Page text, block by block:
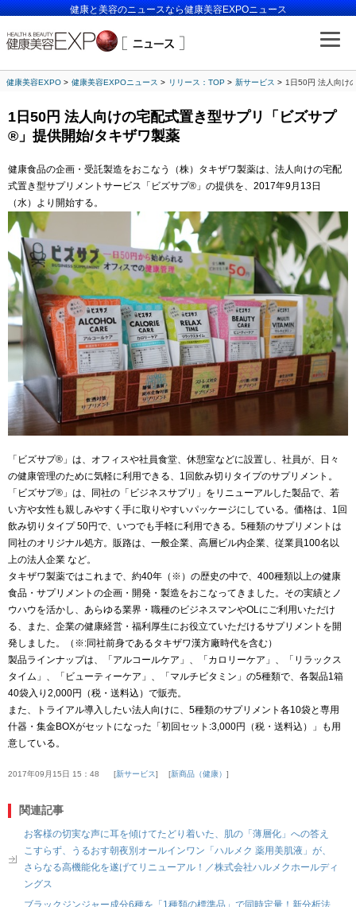
健康と美容のニュースなら健康美容EXPOニュース
健康美容EXPO 健康美容EXPOニュース リリース：TOP 新サービス 1日50円 法人向け
1日50円 法人向けの宅配式置き型サプリ「ビズサプ
®」提供開始/タキザワ製薬
健康食品の企画・受託製造をおこなう（株）タキザワ製薬は、法人向けの宅配
式置き型サプリメントサービス「ビズサプ®」の提供を、2017年9月13日
（水）より開始する。
「ビズサプ®」は、オフィスや社員食堂、休憩室などに設置し、社員が、日々
の健康管理のために気軽に利用できる、1回飲み切りタイプのサプリメント。
「ビズサプ®」は、同社の「ビジネスサプリ」をリニューアルした製品で、若
い方や女性も親しみやすく手に取りやすいパッケージにしている。価格は、1回
飲み切りタイプ 50円で、いつでも手軽に利用できる。5種類のサプリメントは
同社のオリジナル処方。販路は、一般企業、高層ビル内企業、従業員100名以
上の法人企業 など。
タキザワ製薬ではこれまで、約40年（※）の歴史の中で、400種類以上の健康
食品・サプリメントの企画・開発・製造をおこなってきました。その実績とノ
ウハウを活かし、あらゆる業界・職種のビジネスマンやOLにご利用いただけ
る、また、企業の健康経営・福利厚生にお役立ていただけるサプリメントを開
発しました。（※:同社前身であるタキザワ漢方廠時代を含む）
製品ラインナップは、「アルコールケア」、「カロリーケア」、「リラックス
タイム」、「ビューティーケア」、「マルチビタミン」の5種類で、各製品1箱
40袋入り2,000円（税・送料込）で販売。
また、トライアル導入したい法人向けに、5種類のサプリメント各10袋と専用
什器・集金BOXがセットになった「初回セット:3,000円（税・送料込）」も用
意している。
2017年09月15日 15：48 新サービス 新商品（健康）
関連記事
お客様の切実な声に耳を傾けてたどり着いた、肌の「薄層化」への答え
こすらず、うるおす朝夜別オールインワン「ハルメク 薬用美肌液」が、
さらなる高機能化を遂げてリニューアル！／株式会社ハルメクホールディ
ングス